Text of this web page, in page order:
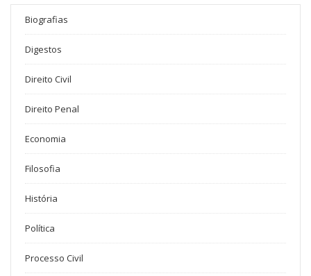
Biografias
Digestos
Direito Civil
Direito Penal
Economia
Filosofia
História
Política
Processo Civil